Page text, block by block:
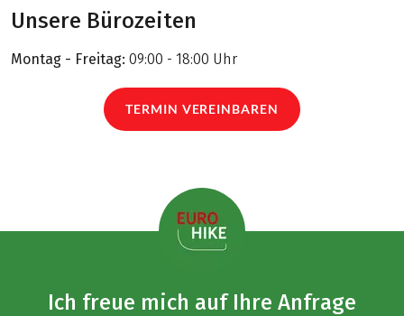
Unsere Bürozeiten
Montag - Freitag: 09:00 - 18:00 Uhr
TERMIN VEREINBAREN
Ich freue mich auf Ihre Anfrage